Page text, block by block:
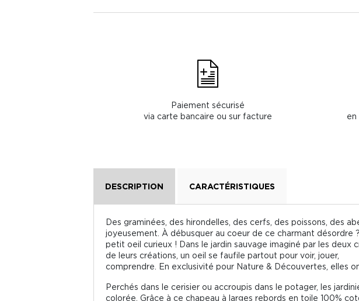
Paiement sécurisé
via carte bancaire ou sur facture
en
DESCRIPTION CARACTÉRISTIQUES
Des graminées, des hirondelles, des cerfs, des poissons, des
joyeusement. À débusquer au coeur de ce charmant désordre
petit oeil curieux ! Dans le jardin sauvage imaginé par les deux
de leurs créations, un oeil se faufile partout pour voir, jouer,
comprendre. En exclusivité pour Nature & Découvertes, elles
Perchés dans le cerisier ou accroupis dans le potager, les
colorée. Grâce à ce chapeau à larges rebords en toile 100%